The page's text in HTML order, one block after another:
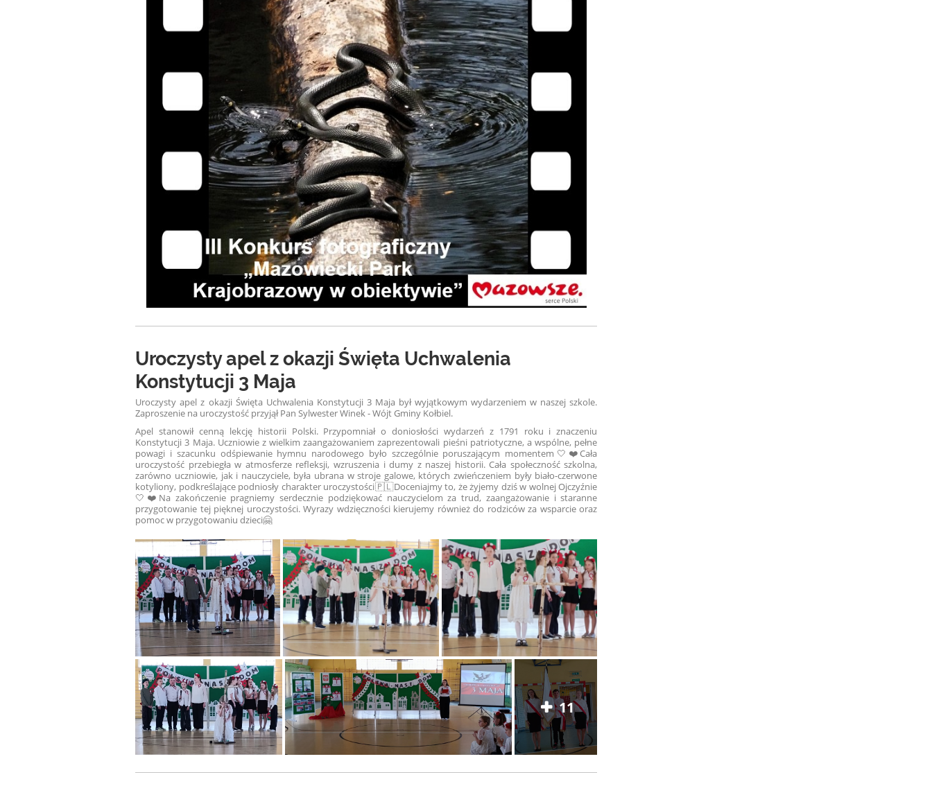
Uroczysty apel z okazji Święta Uchwalenia
Konstytucji 3 Maja
Uroczysty apel z okazji Święta Uchwalenia Konstytucji 3 Maja był wyjątkowym wydarzeniem w naszej szkole.
Zaproszenie na uroczystość przyjął Pan Sylwester Winek - Wójt Gminy Kołbiel.
Apel stanowił cenną lekcję historii Polski. Przypomniał o doniosłości wydarzeń z 1791 roku i znaczeniu
Konstytucji 3 Maja. Uczniowie z wielkim zaangażowaniem zaprezentowali pieśni patriotyczne, a wspólne, pełne
powagi i szacunku odśpiewanie hymnu narodowego było szczególnie poruszającym momentem🤍❤️Cała
uroczystość przebiegła w atmosferze refleksji, wzruszenia i dumy z naszej historii. Cała społeczność szkolna,
zarówno uczniowie, jak i nauczyciele, była ubrana w stroje galowe, których zwieńczeniem były biało-czerwone
kotyliony, podkreślające podniosły charakter uroczystości🇵🇱Doceniajmy to, że żyjemy dziś w wolnej Ojczyźnie
🤍❤️Na zakończenie pragniemy serdecznie podziękować nauczycielom za trud, zaangażowanie i staranne
przygotowanie tej pięknej uroczystości. Wyrazy wdzięczności kierujemy również do rodziców za wsparcie oraz
pomoc w przygotowaniu dzieci🤗
11